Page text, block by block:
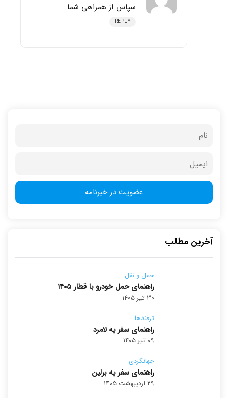
سپاس از همراهی شما.
REPLY
آخرین مطالب
حمل و نقل
راهنمای حمل خودرو با قطار ۱۴۰۵
۳۰ تیر ۱۴۰۵
ترفندها
راهنمای سفر به لامرد
۰۹ تیر ۱۴۰۵
جهانگردی
راهنمای سفر به برلین
۲۹ اردیبهشت ۱۴۰۵